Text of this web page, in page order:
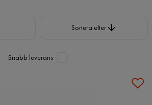
Sortera efter
Snabb leverans